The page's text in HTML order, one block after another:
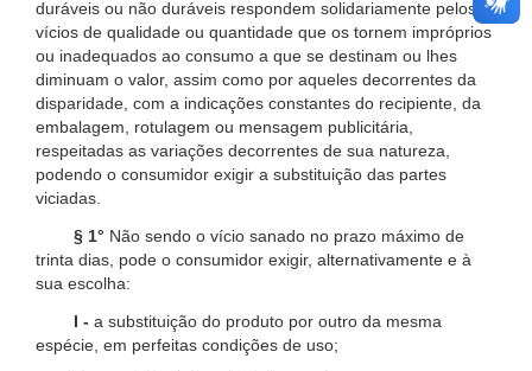
duráveis ou não duráveis respondem solidariamente pelos
vícios de qualidade ou quantidade que os tornem impróprios
ou inadequados ao consumo a que se destinam ou lhes
diminuam o valor, assim como por aqueles decorrentes da
disparidade, com a indicações constantes do recipiente, da
embalagem, rotulagem ou mensagem publicitária,
respeitadas as variações decorrentes de sua natureza,
podendo o consumidor exigir a substituição das partes
viciadas.
§ 1° Não sendo o vício sanado no prazo máximo de
trinta dias, pode o consumidor exigir, alternativamente e à
sua escolha:
I - a substituição do produto por outro da mesma
espécie, em perfeitas condições de uso;